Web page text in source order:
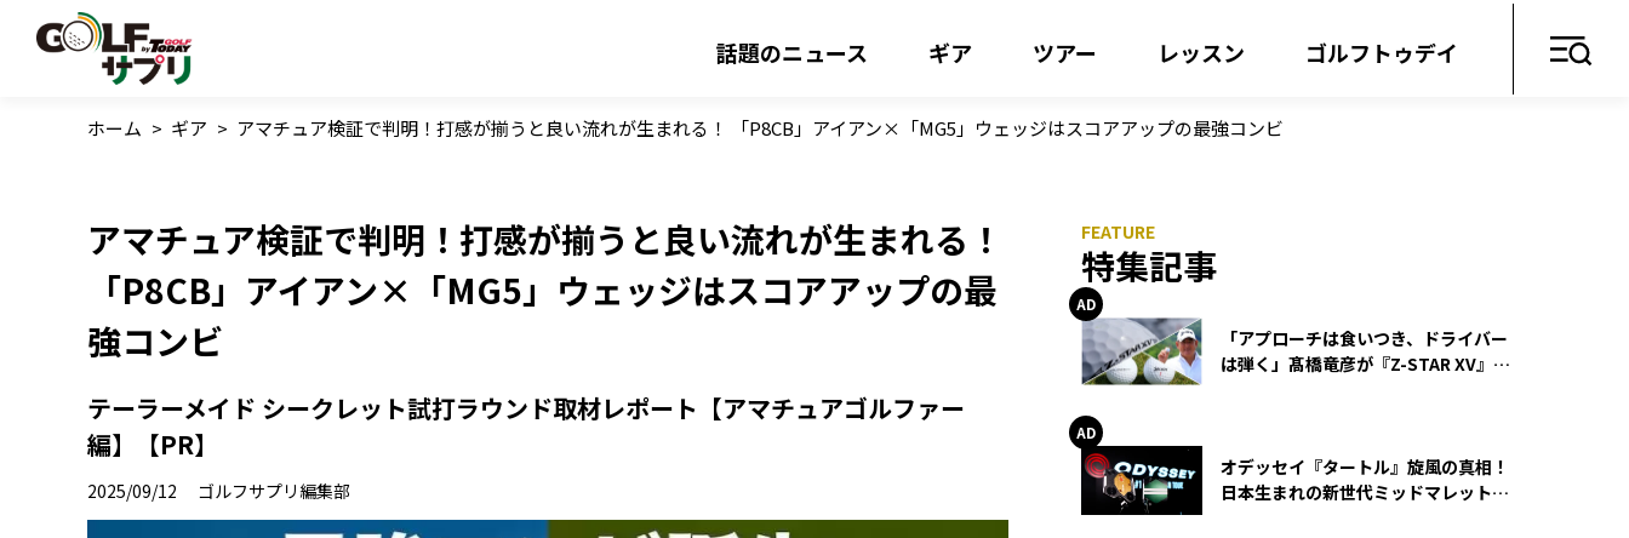
話題のニュース ギア ツアー レッスン ゴルフトゥデイ
ホーム > ギア > アマチュア検証で判明！打感が揃うと良い流れが生まれる！ 「P8CB」アイアン×「MG5」ウェッジはスコアアップの最強コンビ
アマチュア検証で判明！打感が揃うと良い流れが生まれる！
「P8CB」アイアン×「MG5」ウェッジはスコアアップの最
強コンビ
テーラーメイド シークレット試打ラウンド取材レポート【アマチュアゴルファー
編】【PR】
2025/09/12 ゴルフサプリ編集部
特集記事
「アプローチは食いつき、ドライバー
は弾く」髙橋竜彦が『Z-STAR XV』を
オデッセイ『タートル』旋風の真相！
日本生まれの新世代ミッドマレットが